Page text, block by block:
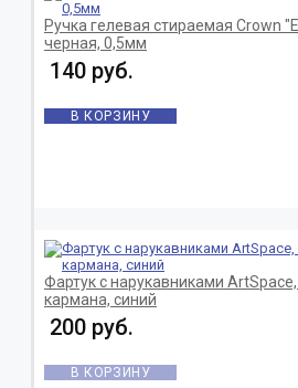
Ручка гелевая стираемая Crown
черная, 0,5мм
140 руб.
В КОРЗИНУ
Фартук с нарукавниками
кармана, синий
200 руб.
В КОРЗИНУ